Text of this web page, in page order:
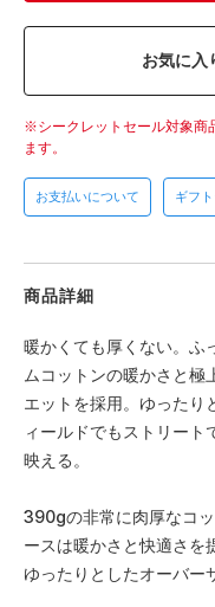
お気に入
シークレットセール対象商
ます。
お支払いについて ギフ
商品詳細
暖かくても厚くない。ふ
ムコットンの暖かさと
エットを採用。ゆったり
ィールドでもストリート
映える。
390gの非常に肉厚なコ
ースは暖かさと快適さを
ゆったりとしたオーバー